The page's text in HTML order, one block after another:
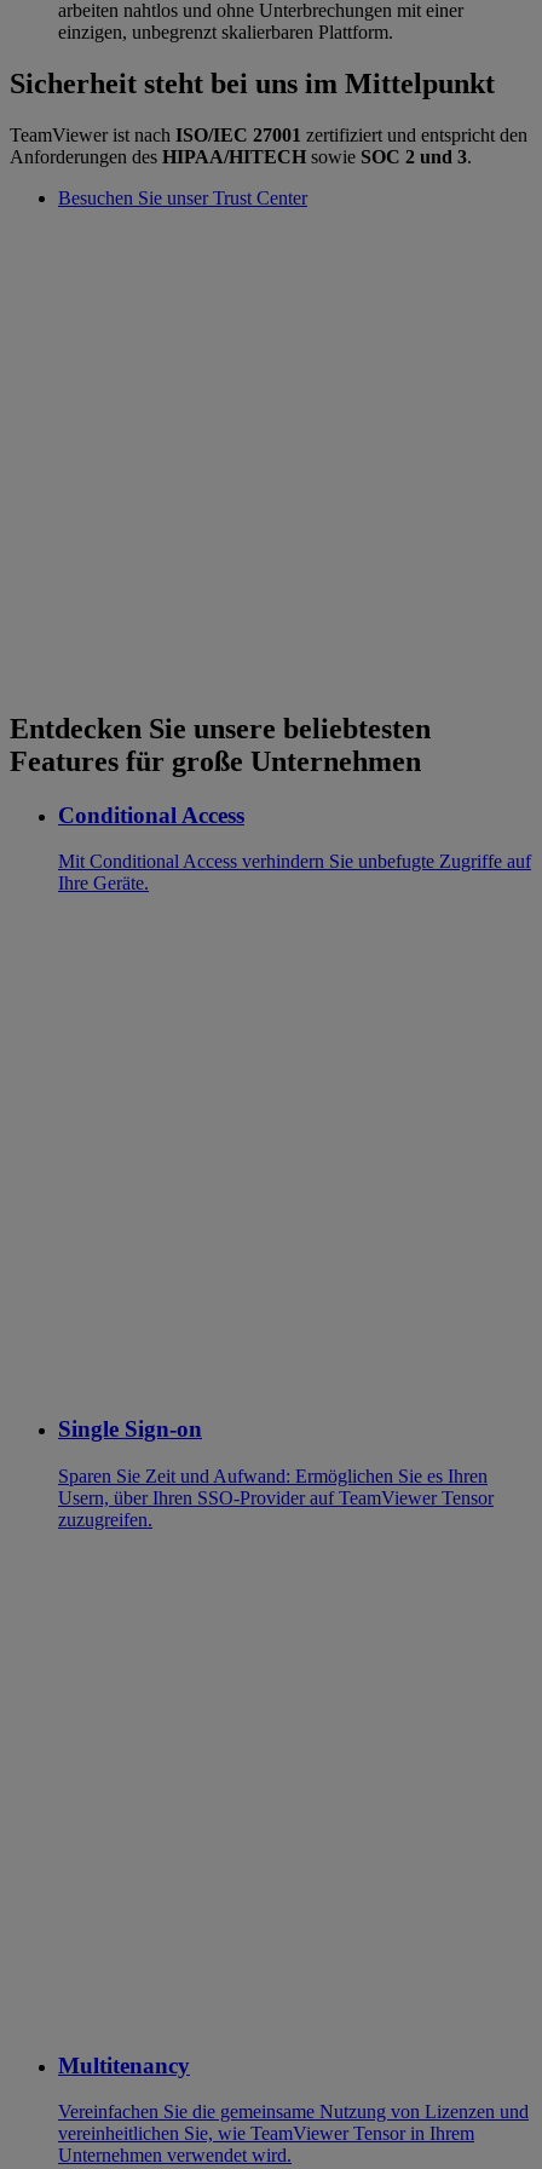
arbeiten nahtlos und ohne Unterbrechungen mit einer
einzigen, unbegrenzt skalierbaren Plattform.
Sicherheit steht bei uns im Mittelpunkt
TeamViewer ist nach ISO/IEC 27001 zertifiziert und entspricht den
Anforderungen des HIPAA/HITECH sowie SOC 2 und 3.
Besuchen Sie unser Trust Center
Entdecken Sie unsere beliebtesten
Features für große Unternehmen
Conditional Access
Mit Conditional Access verhindern Sie unbefugte Zugriffe auf
Ihre Geräte.
Single Sign-on
Sparen Sie Zeit und Aufwand: Ermöglichen Sie es Ihren
Usern, über Ihren SSO-Provider auf TeamViewer Tensor
zuzugreifen.
Multitenancy
Vereinfachen Sie die gemeinsame Nutzung von Lizenzen und
vereinheitlichen Sie, wie TeamViewer Tensor in Ihrem
Unternehmen verwendet wird.